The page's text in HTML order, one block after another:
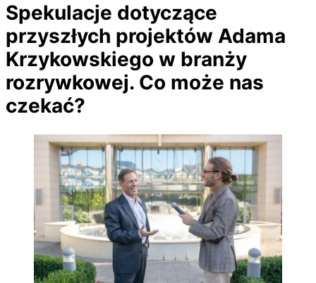
Spekulacje dotyczące
przyszłych projektów Adama
Krzykowskiego w branży
rozrywkowej. Co może nas
czekać?